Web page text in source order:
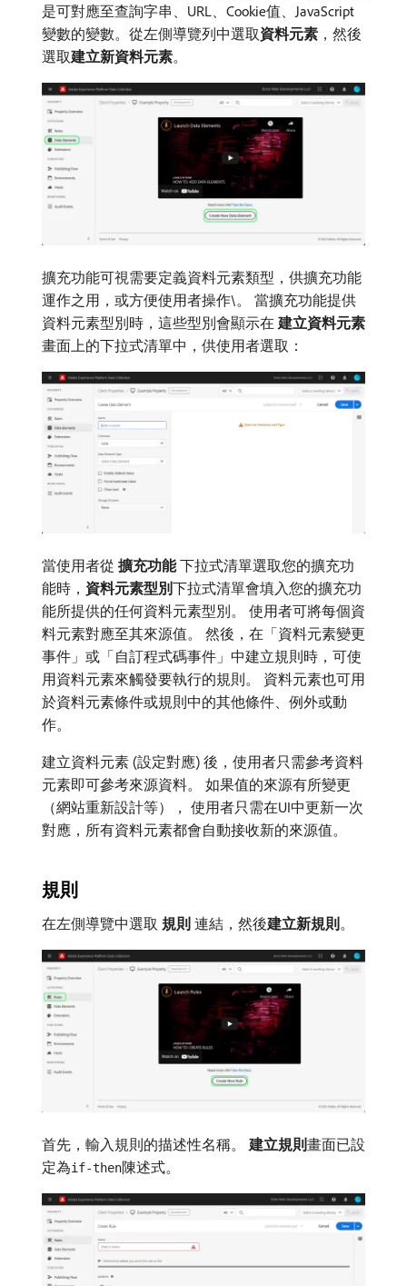
是可對應至查詢字串、URL、Cookie值、JavaScript
變數的變數。從左側導覽列中選取​資料元素 ，然後
選取​建立新資料元素。
擴充功能可視需要定義資料元素類型，供擴充功能
運作之用，或方便使用者操作\。 當擴充功能提供
資料元素型別時，這些型別會顯示在​ 建立資料元素
​畫面上的下拉式清單中，供使用者選取：
當使用者從​ 擴充功能​下拉式清單選取您的擴充功
能時， 資料元素型別​下拉式清單會填入您的擴充功
能所提供的任何資料元素型別。 使用者可將每個資
料元素對應至其來源值。 然後，在「資料元素變更
事件」或「自訂程式碼事件」中建立規則時，可使
用資料元素來觸發要執行的規則。 資料元素也可用
於資料元素條件或規則中的其他條件、例外或動
作。
建立資料元素 (設定對應) 後，使用者只需參考資料
元素即可參考來源資料。 如果值的來源有所變更
（網站重新設計等）， 使用者只需在UI中更新一次
對應，所有資料元素都會自動接收新的來源值。
規則
在左側導覽中選取​ 規則 ​連結，然後​建立新規則 。
首先，輸入規則的描述性名稱。 建立規則​畫面已設
定為if-then陳述式。